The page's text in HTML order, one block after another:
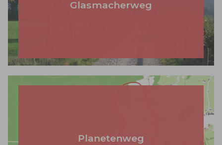
Glasmacherweg
Planetenweg